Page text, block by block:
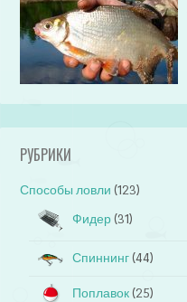
РУБРИКИ
Способы ловли (123)
Фидер (31)
Спиннинг (44)
Поплавок (25)